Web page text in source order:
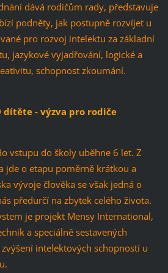
dává rodičům rady, představuje
podněty, jak postupně rozvíjet u
pro rozvoj intelektu za základní
jazykové vyjadřování, logické a
schopnost zkoumání.
dítěte - výzva pro rodiče
vstupu do školy uběhne 6 let. Z
jde o etapu poměrně krátkou a
vývoje člověka se však jedná o
předurčí na zbytek celého života.
je projekt Mensy International,
a speciálně sestavených
intelektových schopností u